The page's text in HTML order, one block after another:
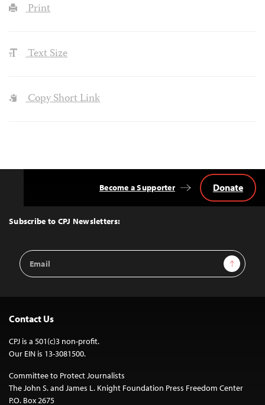
Print
Text Size
Copy Short Link
Top
Subscribe to CPJ Newsletters:
Email
Address
Sign Up
Become a Supporter Donate
Contact Us
CPJ is a 501(c)3 non-profit.
Our EIN is 13-3081500.
Committee to Protect Journalists
The John S. and James L. Knight Foundation Press Freedom Center
P.O. Box 2675